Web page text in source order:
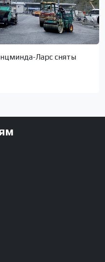
Ларс сняты